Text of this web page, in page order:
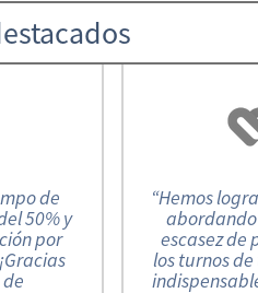
de
50% y
por
“Hemos
escasez de
los turnos